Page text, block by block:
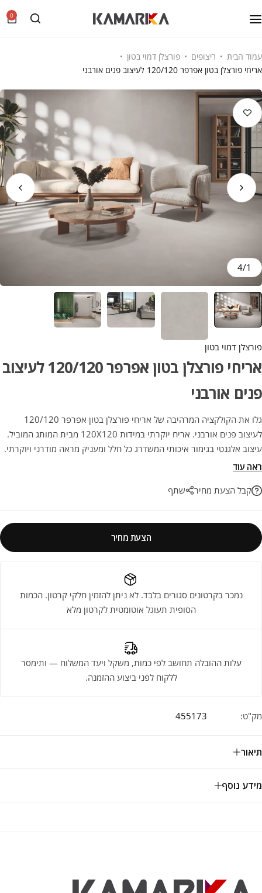
0
עמוד הבית ריצופים
פורצלן דמוי בטון
אריחי פורצלן בטון אפרפר 120/120 לעיצוב פנים אורבני
1
/
4
פורצלן דמוי בטון
אריחי פורצלן בטון אפרפר 120/120 לעיצוב
פנים אורבני
גלו את הקולקציה המרהיבה של אריחי פורצלן בטון אפרפר 120/120
לעיצוב פנים אורבני. אריח יוקרתי במידות 120X120 מבית המותג המוביל.
עיצוב אלגנטי בגימור איכותי המשדרג כל חלל ומעניק מראה מודרני ויוקרתי.
שילוב מנצח של אסתטיקה, חדשנות ועמידות לאורך שנים. מתאים למי
ראה עוד
קבל הצעת מחיר
שתף
הצעת מחיר
נמכר בקרטונים סגורים בלבד. לא ניתן להזמין חלקי קרטון. הכמות
הסופית תעוגל אוטומטית לקרטון מלא
עלות ההובלה תחושב לפי כמות, משקל ויעד המשלוח — ותימסר
ללקוח לפני ביצוע ההזמנה.
מק"ט: 455173
תיאור
מידע נוסף